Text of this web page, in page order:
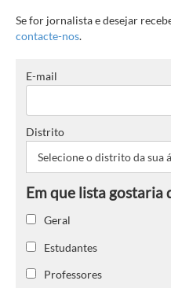
Se for jornalista e desejar
contacte-nos.
E-mail
Distrito
Geral
Estudantes
Professores